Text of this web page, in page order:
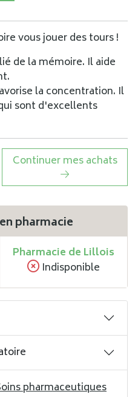
vous jouer des tours !
de la mémoire. Il aide
la concentration. Il
sont d'excellents
Continuer mes achats
pharmacie
Pharmacie de Lillois
Indisponible
pharmaceutiques